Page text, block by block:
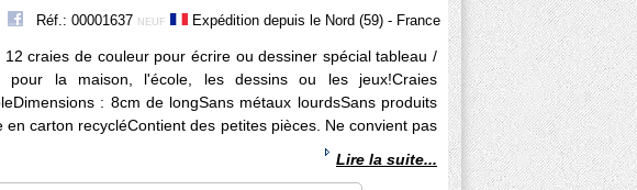
Réf.: 00001637 NEUF Expédition depuis le Nord (59) - France
12 craies de couleur pour écrire ou dessiner spécial tableau /
pour la maison, l'école, les dessins ou les jeux!Craies
: 8cm de longSans métaux lourdsSans produits
en carton recycléContient des petites pièces. Ne convient pas
Lire la suite...